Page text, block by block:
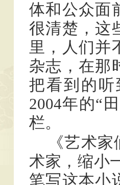
体和公众面
很清楚，这
里，人们并
杂志，在那
把看到的
2004年的“
栏。
《艺术
术家，缩小
笔写这本小